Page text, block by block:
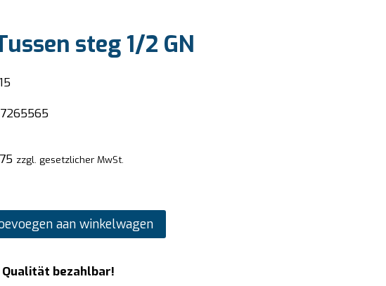
steg 1/2 GN
zzgl. gesetzlicher MwSt.
aan winkelwagen
bezahlbar!